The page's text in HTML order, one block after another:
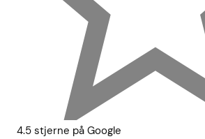
4.5 stjerne på Google